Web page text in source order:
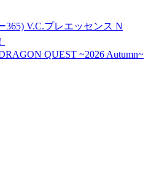
V.C.プレエッセンス N
QUEST ~2026 Autumn~